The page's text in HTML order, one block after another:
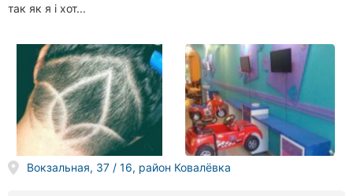
так як я і хот...
Вокзальная, 37 / 16, район Ковалёвка